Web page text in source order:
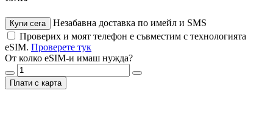
Купи сега
Незабавна доставка по имейл и SMS
Проверих и моят телефон е съвместим с технологията
eSIM. Проверете тук
От колко eSIM-и имаш нужда?
Плати с карта